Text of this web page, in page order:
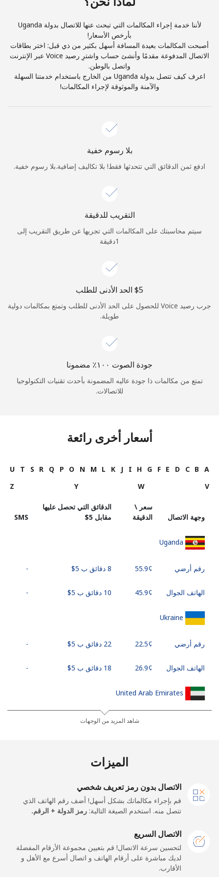
اشتراك
أهلًا!
الدخول
متابعة باستخدام
لأننا خدمة إجراء المكالمات التي تبحث عنها للاتصال بدولة Uganda
بأرخص الأسعار!
أصبحت المكالمات بعيدة المسافة أسهل بكثير من ذي قبل: اختر بطاقات
الاتصال المدفوعة مقدمًا وأنشئ حساب واشترِ رصيد Voice عبر الإنترنت
واتصل بالوطن.
اعرف كيف تتصل بدولة Uganda من الخارج باستخدام خدمتنا السهلة
والآمنة والموثوقة لإجراء المكالمات!
بلا رسوم خفية
ادفع ثمن الدقائق التي تتحدثها فقط! بلا تكاليف إضافية.بلا رسوم خفية.
التقريب للدقيقة
سيتم محاسبتك على المكالمات التي تجريها عن طريق التقريب إلى
1دقيقة
جرب رصيد Voice للحصول على الحد الأدنى للطلب وتمتع بمكالمات دولية
طويلة.
جودة الصوت ١٠٠٪ مضمونا
تمتع من مكالمات ذا جودة عاليه المضمونة بأحدث تقنيات التكنولوجيا
للاتصالات.
أسعار أخرى رائعة
A
B
C
D
E
F
G
H
I
J
K
L
M
N
O
P
Q
R
S
T
U
V
W
Y
Z
وجهة الاتصال
سعر \
الدقيقة
الدقائق التي تحصل عليها
مقابل ⁦$5⁩
SMS
Uganda
رقم أرضي 8 دقائق ب ⁦$5⁩ -
الهاتف الجوال 10 دقائق ب ⁦$5⁩ -
Ukraine
رقم أرضي 22 دقائق ب ⁦$5⁩ -
الهاتف الجوال 18 دقائق ب ⁦$5⁩ -
United Arab Emirates
21 دقائق ب ⁦$5⁩
رقم أرضي 333 دقائق ب ⁦$5⁩
Premium
United States
شاهد المزيد من الوجهات
الميزات
الاتصال بدون رمز تعريف شخصي
قم بإجراء مكالماتك بشكل أسهل! أضف رقم الهاتف الذي
تتصل منه. استخدم الصيغة التالية: رمز الدولة + الرقم.
الاتصال السريع
لتحسين سرعة الاتصال! قم بتعيين مجموعة الأرقام المفضلة
لديك مباشرة على أرقام الهاتف و اتصال أسرع مع الأهل و
الأقارب.